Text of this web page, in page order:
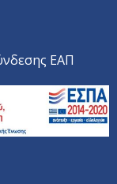
ΕΑΠ